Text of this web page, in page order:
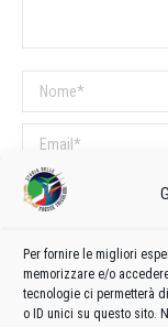
Per fornire le migliori
memorizzare e/o
tecnologie ci permetterà
o ID unici su questo sito.
Nome *
Email *
Sito web
COMMENTI
Questo sito utilizza